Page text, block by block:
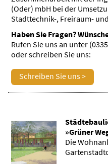
(Oder) mbH bei der
Stadttechnik-, Freiraum-
Haben Sie Fragen?
Rufen Sie uns an unter
oder schreiben Sie uns:
Schreiben Sie uns >
»Grüner
Die